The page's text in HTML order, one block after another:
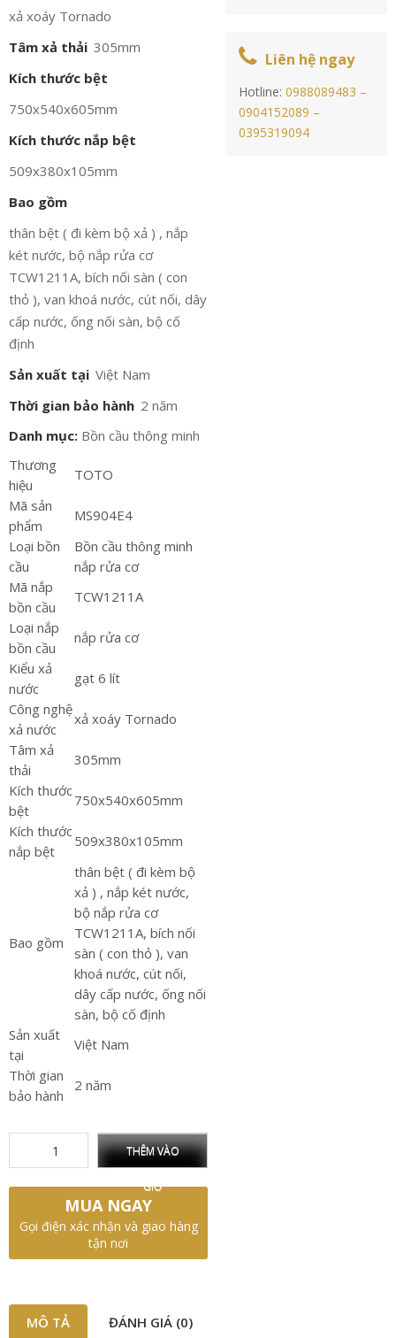
xả xoáy Tornado
Tâm xả thải 305mm
Kích thước bệt
750x540x605mm
Kích thước nắp bệt
509x380x105mm
Bao gồm
thân bệt ( đi kèm bộ xả ) , nắp
két nước, bộ nắp rửa cơ
TCW1211A, bích nối sàn ( con
thỏ ), van khoá nước, cút nối, dây
cấp nước, ống nối sàn, bộ cố
định
Sản xuất tại Việt Nam
Thời gian bảo hành 2 năm
Danh mục: Bồn cầu thông minh
Thương
hiệu
TOTO
Mã sản
phẩm
MS904E4
Loại bồn
cầu
Bồn cầu thông minh
nắp rửa cơ
Mã nắp
bồn cầu
TCW1211A
Loại nắp
bồn cầu
nắp rửa cơ
Kiểu xả
nước
gạt 6 lít
Công nghệ
xả nước
xả xoáy Tornado
Tâm xả
thải
305mm
Kích thước
bệt
750x540x605mm
Kích thước
nắp bệt
509x380x105mm
Bao gồm
thân bệt ( đi kèm bộ
xả ) , nắp két nước,
bộ nắp rửa cơ
TCW1211A, bích nối
sàn ( con thỏ ), van
khoá nước, cút nối,
dây cấp nước, ống nối
sàn, bộ cố định
Sản xuất
tại
Việt Nam
Thời gian
bảo hành
2 năm
THÊM VÀO
GIỎ
MUA NGAY
Gọi điện xác nhận và giao hàng
tận nơi
Liên hệ ngay
Hotline:0988089483 –
0904152089 –
0395319094
MÔ TẢ ĐÁNH GIÁ (0)